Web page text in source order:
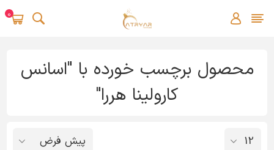
0
محصول برچسب خورده با "اسانس
کارولینا هررا"